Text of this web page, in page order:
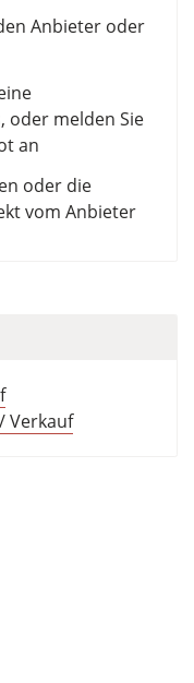
Anbieter oder
oder melden Sie
an
oder die
vom Anbieter
Verkauf